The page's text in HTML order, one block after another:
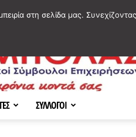
ΣΥΛΛΟΓΟΙ
στη σελίδα μας.